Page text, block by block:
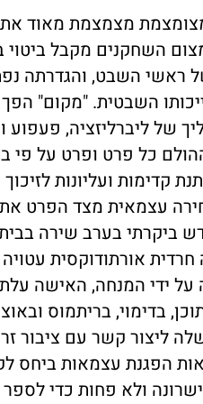
מצמצמת מאוד
השחקנים מקבל
ראשי השבט, והגדרתה
השבטית. "מקום"
של ליברליזציה,
כל פרט ופרט על פי
קדימות ועליונות
עצמאית מצד הפרט
ביקרתי בערב שירה
אורתודוקסית
על ידי המנחה, האישה
בדימוי, בריתמוס
ליצור קשר עם ציבור
הפגנת עצמאות ביחס
ולא פחות כדי לספר